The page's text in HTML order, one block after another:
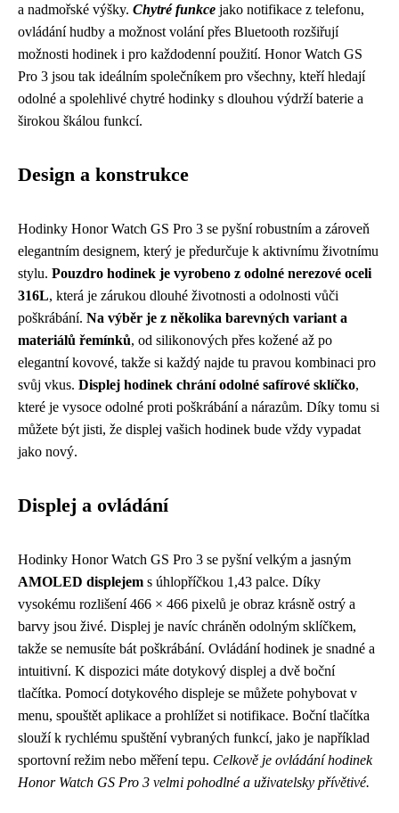
a nadmořské výšky. Chytré funkce jako notifikace z telefonu,
ovládání hudby a možnost volání přes Bluetooth rozšiřují
možnosti hodinek i pro každodenní použití. Honor Watch GS
Pro 3 jsou tak ideálním společníkem pro všechny, kteří hledají
odolné a spolehlivé chytré hodinky s dlouhou výdrží baterie a
širokou škálou funkcí.
Design a konstrukce
Hodinky Honor Watch GS Pro 3 se pyšní robustním a zároveň
elegantním designem, který je předurčuje k aktivnímu životnímu
stylu. Pouzdro hodinek je vyrobeno z odolné nerezové oceli
316L, která je zárukou dlouhé životnosti a odolnosti vůči
poškrábání. Na výběr je z několika barevných variant a
materiálů řemínků, od silikonových přes kožené až po
elegantní kovové, takže si každý najde tu pravou kombinaci pro
svůj vkus. Displej hodinek chrání odolné safírové sklíčko,
které je vysoce odolné proti poškrábání a nárazům. Díky tomu si
můžete být jisti, že displej vašich hodinek bude vždy vypadat
jako nový.
Displej a ovládání
Hodinky Honor Watch GS Pro 3 se pyšní velkým a jasným
AMOLED displejem s úhlopříčkou 1,43 palce. Díky
vysokému rozlišení 466 × 466 pixelů je obraz krásně ostrý a
barvy jsou živé. Displej je navíc chráněn odolným sklíčkem,
takže se nemusíte bát poškrábání. Ovládání hodinek je snadné a
intuitivní. K dispozici máte dotykový displej a dvě boční
tlačítka. Pomocí dotykového displeje se můžete pohybovat v
menu, spouštět aplikace a prohlížet si notifikace. Boční tlačítka
slouží k rychlému spuštění vybraných funkcí, jako je například
sportovní režim nebo měření tepu. Celkově je ovládání hodinek
Honor Watch GS Pro 3 velmi pohodlné a uživatelsky přívětivé.